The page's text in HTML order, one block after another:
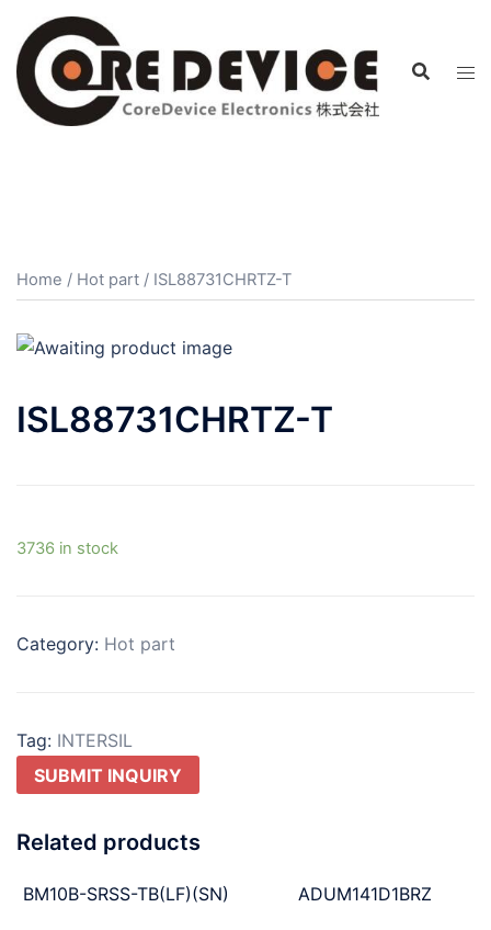
Home / Hot part / ISL88731CHRTZ-T
ISL88731CHRTZ-T
3736 in stock
Category: Hot part
Tag: INTERSIL
SUBMIT INQUIRY
Related products
BM10B-SRSS-TB(LF)(SN) ADUM141D1BRZ